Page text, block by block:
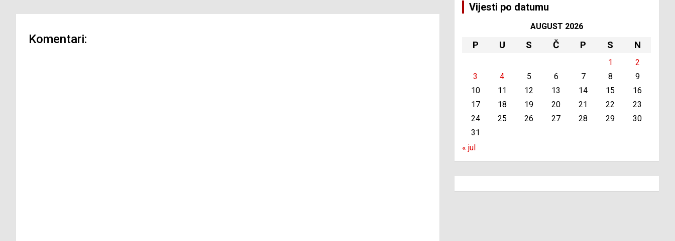
Komentari:
Vijesti po datumu
AUGUST 2026
P U S Č P S N
1
2
3
4 5 6 7 8
9
10
11 12 13 14 15
16
17
18 19 20 21 22
23
24
25 26 27 28 29
30
31
« jul